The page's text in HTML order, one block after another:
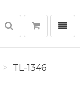
選單
TL-1346